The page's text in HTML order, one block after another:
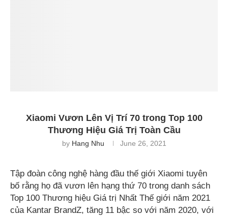
Xiaomi Vươn Lên Vị Trí 70 trong Top 100
Thương Hiệu Giá Trị Toàn Cầu
by Hang Nhu June 26, 2021
Tập đoàn công nghệ hàng đầu thế giới Xiaomi tuyên
bố rằng họ đã vươn lên hạng thứ 70 trong danh sách
Top 100 Thương hiệu Giá trị Nhất Thế giới năm 2021
của Kantar BrandZ, tăng 11 bậc so với năm 2020, với